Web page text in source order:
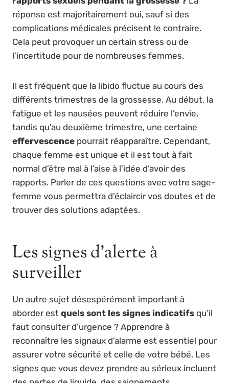
réponse est majoritairement oui, sauf si des
complications médicales précisent le contraire.
Cela peut provoquer un certain stress ou de
l’incertitude pour de nombreuses femmes.
Il est fréquent que la libido fluctue au cours des
différents trimestres de la grossesse. Au début, la
fatigue et les nausées peuvent réduire l’envie,
tandis qu’au deuxième trimestre, une certaine
effervescence pourrait réapparaître. Cependant,
chaque femme est unique et il est tout à fait
normal d’être mal à l’aise à l’idée d’avoir des
rapports. Parler de ces questions avec votre sage-
femme vous permettra d’éclaircir vos doutes et de
trouver des solutions adaptées.
Les signes d’alerte à
surveiller
Un autre sujet désespérément important à
aborder est quels sont les signes indicatifs qu’il
faut consulter d’urgence ? Apprendre à
reconnaître les signaux d’alarme est essentiel pour
assurer votre sécurité et celle de votre bébé. Les
signes que vous devez prendre au sérieux incluent